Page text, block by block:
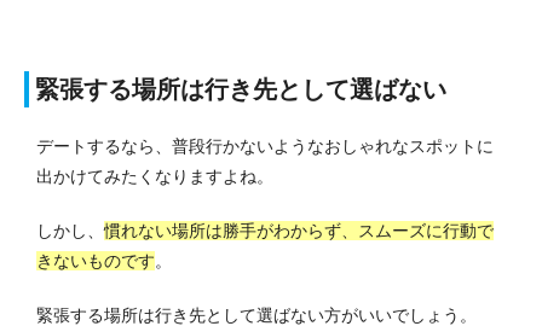
緊張する場所は行き先として選ばない
デートするなら、普段行かないようなおしゃれなスポットに
出かけてみたくなりますよね。
しかし、慣れない場所は勝手がわからず、スムーズに行動で
きないものです。
緊張する場所は行き先として選ばない方がいいでしょう。